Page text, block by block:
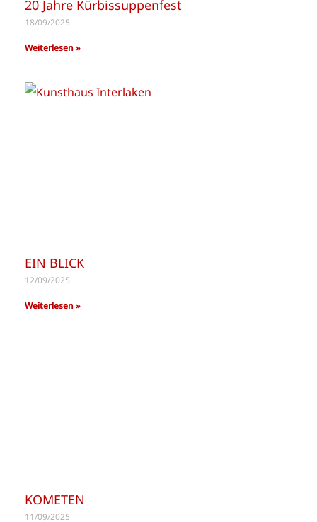
20 Jahre Kürbissuppenfest
18/09/2025
Weiterlesen »
EIN BLICK
12/09/2025
Weiterlesen »
KOMETEN
11/09/2025